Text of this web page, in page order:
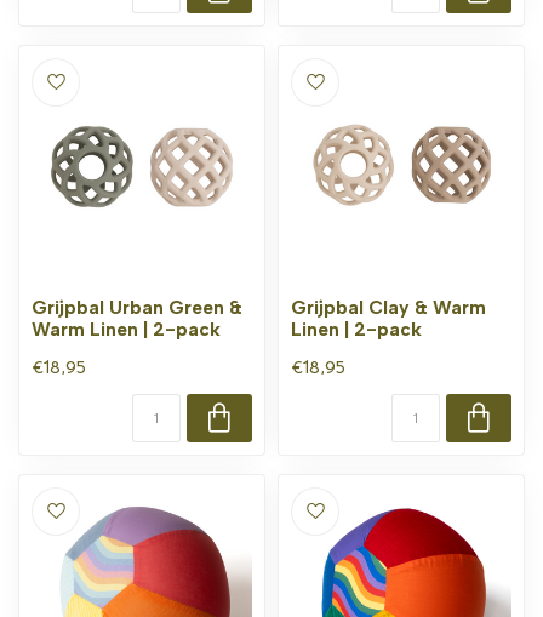
Grijpbal Urban Green &
Warm Linen | 2-pack
€18,95
Grijpbal Clay & Warm
Linen | 2-pack
€18,95